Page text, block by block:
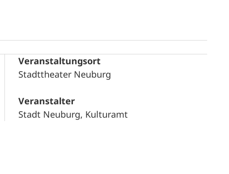
Veranstaltungsort
Stadttheater Neuburg
Veranstalter
Stadt Neuburg, Kulturamt